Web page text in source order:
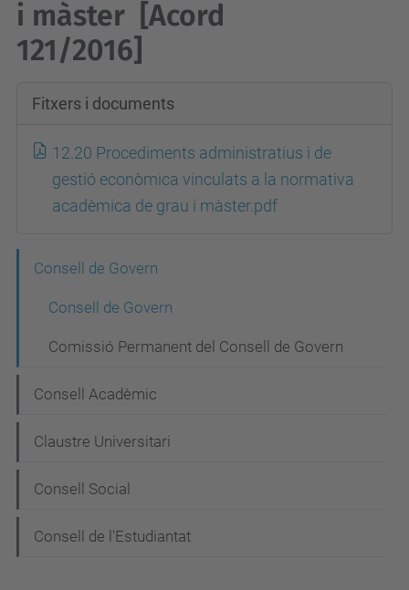
i màster [Acord
121/2016]
Fitxers i documents
12.20 Procediments administratius i de
gestió econòmica vinculats a la normativa
acadèmica de grau i màster.pdf
e
a
c
ó
Consell de Govern
Consell de Govern
Comissió Permanent del Consell de Govern
Consell Acadèmic
Claustre Universitari
Consell Social
Consell de l'Estudiantat